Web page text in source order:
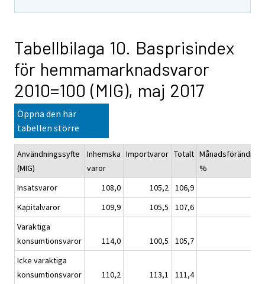
Tabellbilaga 10. Basprisindex
för hemmamarknadsvaror
2010=100 (MIG), maj 2017
Öppna den här
tabellen större
Användningssyfte
(MIG)
Inhemska
varor
Importvaror Totalt
%
Insatsvaror
108,0 105,2 106,9
Kapitalvaror
109,9 105,5 107,6
Varaktiga
konsumtionsvaror
114,0 100,5 105,7
Icke varaktiga
konsumtionsvaror
110,2 113,1 111,4